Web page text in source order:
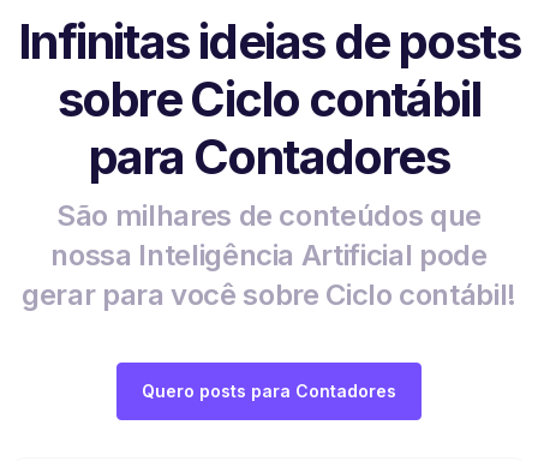
Infinitas ideias de posts
sobre Ciclo contábil
para Contadores
São milhares de conteúdos que
nossa Inteligência Artificial pode
gerar para você sobre Ciclo contábil!
Quero posts para Contadores